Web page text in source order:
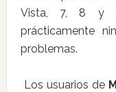
Vista, 7, 8 y
prácticamente
problemas.
Los usuarios de